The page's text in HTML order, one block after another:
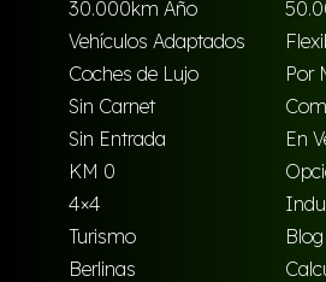
30.000km Año
Vehículos Adaptados
Coches de Lujo
Por
Sin Carnet
Sin Entrada
En
KM 0
4×4
Turismo
Blog
Berlinas